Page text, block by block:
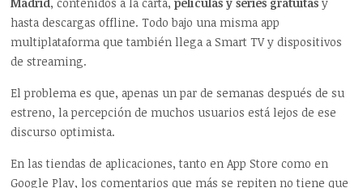
hasta descargas offline. Todo bajo una misma app
multiplataforma que también llega a Smart TV y dispositivos
de streaming.
El problema es que, apenas un par de semanas después de su
estreno, la percepción de muchos usuarios está lejos de ese
discurso optimista.
En las tiendas de aplicaciones, tanto en App Store como en
Google Play, los comentarios que más se repiten no tiene que